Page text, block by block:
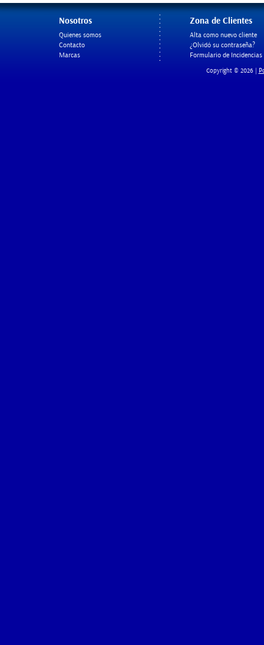
Nosotros
Quienes somos
Contacto
Marcas
Zona de Clientes
Alta como nuevo cliente
¿Olvidó su contraseña?
Formulario de Incidencias
Copyright © 2026 |